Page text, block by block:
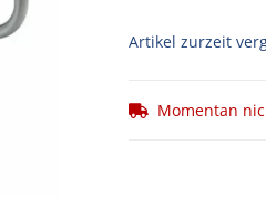
Artikel zurzeit
Momentan